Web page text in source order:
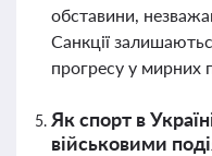
обставини,
Санкції
прогресу у мирних
Як спорт в
військовими